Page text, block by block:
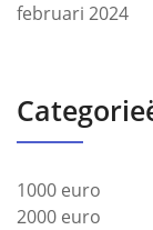
februari 2024
1000 euro
2000 euro